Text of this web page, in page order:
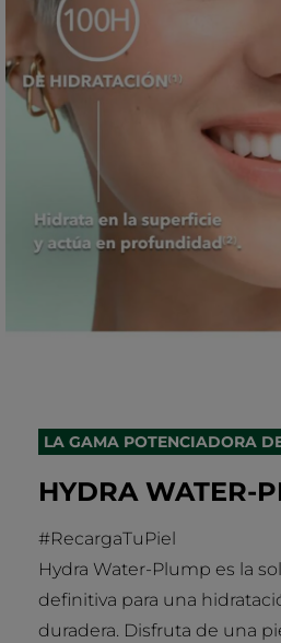
LA GAMA POTENCIADORA
HYDRA WATER-
#RecargaTuPiel
Hydra Water-Plump es la
definitiva para una
duradera. Disfruta de una